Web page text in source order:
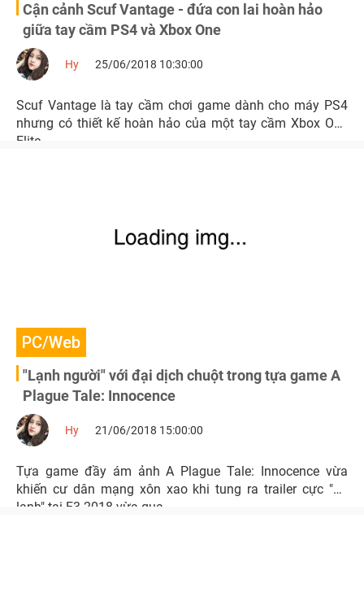
Cận cảnh Scuf Vantage - đứa con lai hoàn hảo
giữa tay cầm PS4 và Xbox One
Hy 25/06/2018 10:30:00
Scuf Vantage là tay cầm chơi game dành cho máy PS4
nhưng có thiết kế hoàn hảo của một tay cầm Xbox One
Elite.
PC/Web
"Lạnh người" với đại dịch chuột trong tựa game A
Plague Tale: Innocence
Hy 21/06/2018 15:00:00
Tựa game đầy ám ảnh A Plague Tale: Innocence vừa
khiến cư dân mạng xôn xao khi tung ra trailer cực "ớn
lạnh" tại E3 2018 vừa qua.